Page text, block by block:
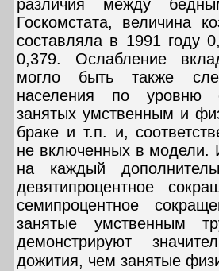
различия между
Госкомстата, величина
составляла в 1991 году
0,379. Ослабление
могло быть также
населения по уровню
занятых умственным и
браке и т.п. и,
не включенных в модели.
на каждый
девятипроцентное
семипроцентное
занятые умственным
демонстрируют
дожития, чем занятые